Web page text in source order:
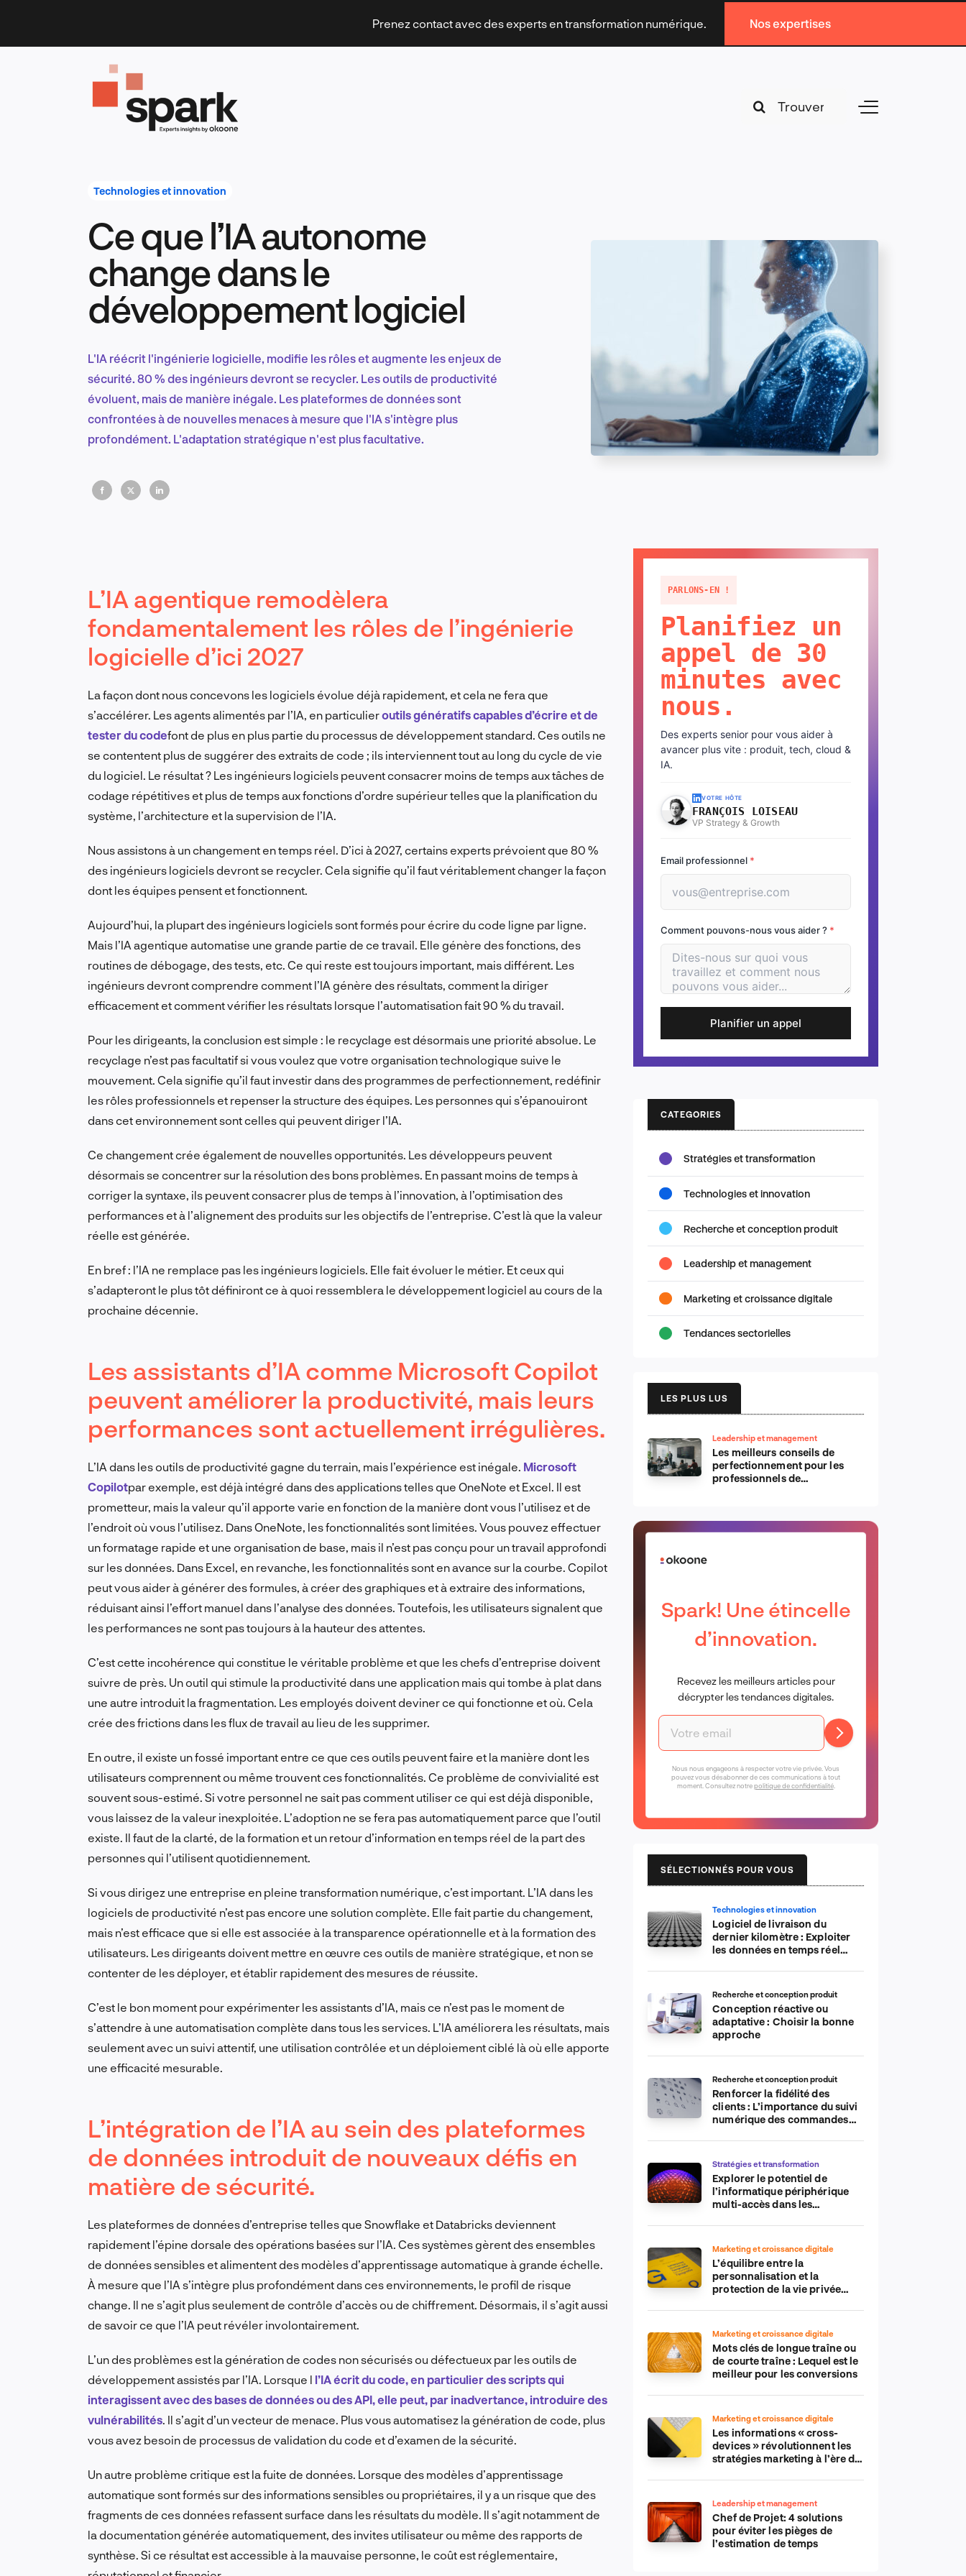
content
Prenez contact avec des experts en transformation numérique. Nos expertises
Toggle
Technologies et innovation
Leadership et management
Marketing et croissance digitale
Recherche et conception produit
Technologies et innovation
Ce que l’IA autonome
change dans le
développement logiciel
L'IA réécrit l'ingénierie logicielle, modifie les rôles et augmente les enjeux de
sécurité. 80 % des ingénieurs devront se recycler. Les outils de productivité
évoluent, mais de manière inégale. Les plateformes de données sont
confrontées à de nouvelles menaces à mesure que l'IA s'intègre plus
profondément. L'adaptation stratégique n'est plus facultative.
L’IA agentique remodèlera
fondamentalement les rôles de l’ingénierie
logicielle d’ici 2027
La façon dont nous concevons les logiciels évolue déjà rapidement, et cela ne fera que
s’accélérer. Les agents alimentés par l’IA, en particulieroutils génératifs capables d’écrire et de
tester du codefont de plus en plus partie du processus de développement standard. Ces outils ne
se contentent plus de suggérer des extraits de code ; ils interviennent tout au long du cycle de vie
du logiciel. Le résultat ? Les ingénieurs logiciels peuvent consacrer moins de temps aux tâches de
codage répétitives et plus de temps aux fonctions d’ordre supérieur telles que la planification du
système, l’architecture et la supervision de l’IA.
Nous assistons à un changement en temps réel. D’ici à 2027, certains experts prévoient que 80 %
des ingénieurs logiciels devront se recycler. Cela signifie qu’il faut véritablement changer la façon
dont les équipes pensent et fonctionnent.
Aujourd’hui, la plupart des ingénieurs logiciels sont formés pour écrire du code ligne par ligne.
Mais l’IA agentique automatise une grande partie de ce travail. Elle génère des fonctions, des
routines de débogage, des tests, etc. Ce qui reste est toujours important, mais différent. Les
ingénieurs devront comprendre comment l’IA génère des résultats, comment la diriger
efficacement et comment vérifier les résultats lorsque l’automatisation fait 90 % du travail.
Pour les dirigeants, la conclusion est simple : le recyclage est désormais une priorité absolue. Le
recyclage n’est pas facultatif si vous voulez que votre organisation technologique suive le
mouvement. Cela signifie qu’il faut investir dans des programmes de perfectionnement, redéfinir
les rôles professionnels et repenser la structure des équipes. Les personnes qui s’épanouiront
dans cet environnement sont celles qui peuvent diriger l’IA.
Ce changement crée également de nouvelles opportunités. Les développeurs peuvent
désormais se concentrer sur la résolution des bons problèmes. En passant moins de temps à
corriger la syntaxe, ils peuvent consacrer plus de temps à l’innovation, à l’optimisation des
performances et à l’alignement des produits sur les objectifs de l’entreprise. C’est là que la valeur
réelle est générée.
En bref : l’IA ne remplace pas les ingénieurs logiciels. Elle fait évoluer le métier. Et ceux qui
s’adapteront le plus tôt définiront ce à quoi ressemblera le développement logiciel au cours de la
prochaine décennie.
Les assistants d’IA comme Microsoft Copilot
peuvent améliorer la productivité, mais leurs
performances sont actuellement irrégulières.
L’IA dans les outils de productivité gagne du terrain, mais l’expérience est inégale. Microsoft
Copilotpar exemple, est déjà intégré dans des applications telles que OneNote et Excel. Il est
prometteur, mais la valeur qu’il apporte varie en fonction de la manière dont vous l’utilisez et de
l’endroit où vous l’utilisez. Dans OneNote, les fonctionnalités sont limitées. Vous pouvez effectuer
un formatage rapide et une organisation de base, mais il n’est pas conçu pour un travail approfondi
sur les données. Dans Excel, en revanche, les fonctionnalités sont en avance sur la courbe. Copilot
peut vous aider à générer des formules, à créer des graphiques et à extraire des informations,
réduisant ainsi l’effort manuel dans l’analyse des données. Toutefois, les utilisateurs signalent que
les performances ne sont pas toujours à la hauteur des attentes.
C’est cette incohérence qui constitue le véritable problème et que les chefs d’entreprise doivent
suivre de près. Un outil qui stimule la productivité dans une application mais qui tombe à plat dans
une autre introduit la fragmentation. Les employés doivent deviner ce qui fonctionne et où. Cela
crée des frictions dans les flux de travail au lieu de les supprimer.
En outre, il existe un fossé important entre ce que ces outils peuvent faire et la manière dont les
utilisateurs comprennent ou même trouvent ces fonctionnalités. Ce problème de convivialité est
souvent sous-estimé. Si votre personnel ne sait pas comment utiliser ce qui est déjà disponible,
vous laissez de la valeur inexploitée. L’adoption ne se fera pas automatiquement parce que l’outil
existe. Il faut de la clarté, de la formation et un retour d’information en temps réel de la part des
personnes qui l’utilisent quotidiennement.
Si vous dirigez une entreprise en pleine transformation numérique, c’est important. L’IA dans les
logiciels de productivité n’est pas encore une solution complète. Elle fait partie du changement,
mais n’est efficace que si elle est associée à la transparence opérationnelle et à la formation des
utilisateurs. Les dirigeants doivent mettre en œuvre ces outils de manière stratégique, et non se
contenter de les déployer, et établir rapidement des mesures de réussite.
C’est le bon moment pour expérimenter les assistants d’IA, mais ce n’est pas le moment de
s’attendre à une automatisation complète dans tous les services. L’IA améliorera les résultats, mais
seulement avec un suivi attentif, une utilisation contrôlée et un déploiement ciblé là où elle apporte
une efficacité mesurable.
L’intégration de l’IA au sein des plateformes
de données introduit de nouveaux défis en
matière de sécurité.
Les plateformes de données d’entreprise telles que Snowflake et Databricks deviennent
rapidement l’épine dorsale des opérations basées sur l’IA. Ces systèmes gèrent des ensembles
de données sensibles et alimentent des modèles d’apprentissage automatique à grande échelle.
À mesure que l’IA s’intègre plus profondément dans ces environnements, le profil de risque
change. Il ne s’agit plus seulement de contrôle d’accès ou de chiffrement. Désormais, il s’agit aussi
de savoir ce que l’IA peut révéler involontairement.
L’un des problèmes est la génération de codes non sécurisés ou défectueux par les outils de
développement assistés par l’IA. Lorsque l l’IA écrit du code, en particulier des scripts qui
interagissent avec des bases de données ou des API, elle peut, par inadvertance, introduire des
vulnérabilités. Il s’agit d’un vecteur de menace. Plus vous automatisez la génération de code, plus
vous avez besoin de processus de validation du code et d’examen de la sécurité.
Un autre problème critique est la fuite de données. Lorsque des modèles d’apprentissage
automatique sont formés sur des informations sensibles ou propriétaires, il y a un risque que des
fragments de ces données refassent surface dans les résultats du modèle. Il s’agit notamment de
la documentation générée automatiquement, des invites utilisateur ou même des rapports de
synthèse. Si ce résultat est accessible à la mauvaise personne, le coût est réglementaire,
PARLONS-EN !
Planifiez un
appel de 30
minutes avec
nous.
Des experts senior pour vous aider à
avancer plus vite : produit, tech, cloud &
IA.
VOTRE HÔTE
FRANÇOIS LOISEAU
VP Strategy & Growth
Email professionnel *
Comment pouvons-nous vous aider ? *
Planifier un appel
CATEGORIES
Stratégies et transformation
Technologies et innovation
Recherche et conception produit
Leadership et management
Marketing et croissance digitale
Tendances sectorielles
LES PLUS LUS
Leadership et management
Les meilleurs conseils de
perfectionnement pour les
professionnels de
Spark! Une étincelle
d’innovation.
Recevez les meilleurs articles pour
décrypter les tendances digitales.
Nous nous engageons à respecter votre vie privée. Vous
pouvez vous désabonner de ces communications à tout
moment. Consultez notrepolitique de confidentialité.
SÉLECTIONNÉS POUR VOUS
Technologies et innovation
Logiciel de livraison du
dernier kilomètre : Exploiter
les données en temps réel
Recherche et conception produit
Conception réactive ou
adaptative : Choisir la bonne
approche
Recherche et conception produit
Renforcer la fidélité des
clients : L’importance du suivi
numérique des commandes
commerce électronique
Stratégies et transformation
Explorer le potentiel de
l’informatique périphérique
multi-accès dans les
Marketing et croissance digitale
L’équilibre entre la
personnalisation et la
protection de la vie privée
Marketing et croissance digitale
Mots clés de longue traîne ou
de courte traîne : Lequel est le
meilleur pour les conversions
Marketing et croissance digitale
Les informations « cross-
devices » révolutionnent les
stratégies marketing à l’ère du
Leadership et management
Chef de Projet: 4 solutions
pour éviter les pièges de
l’estimation de temps